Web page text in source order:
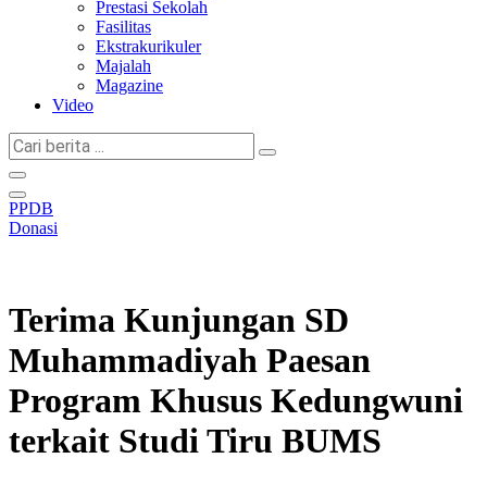
Prestasi Sekolah
Fasilitas
Ekstrakurikuler
Majalah
Magazine
Video
Cari
berita
...
PPDB
Donasi
Terima Kunjungan SD
Muhammadiyah Paesan
Program Khusus Kedungwuni
terkait Studi Tiru BUMS